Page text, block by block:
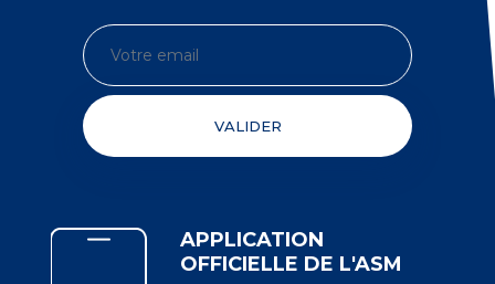
VALIDER
APPLICATION
OFFICIELLE DE L'ASM